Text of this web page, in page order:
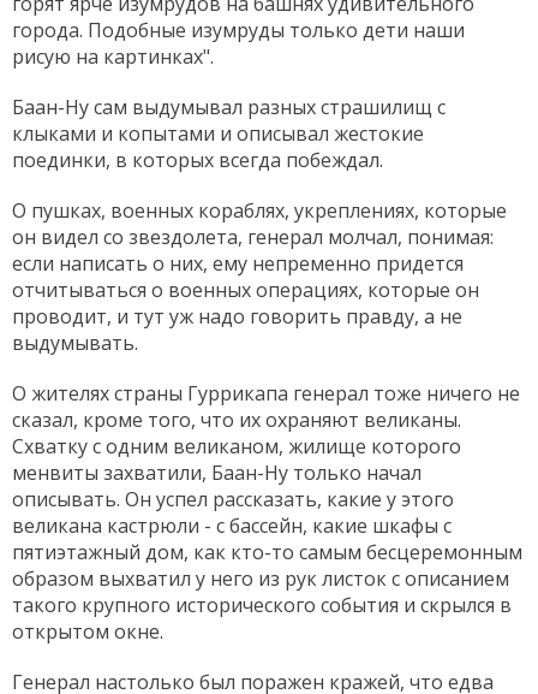
города. Подобные изумруды только дети наши
рисую на картинках".
Баан-Ну сам выдумывал разных страшилищ с
клыками и копытами и описывал жестокие
поединки, в которых всегда побеждал.
О пушках, военных кораблях, укреплениях, которые
он видел со звездолета, генерал молчал, понимая:
если написать о них, ему непременно придется
отчитываться о военных операциях, которые он
проводит, и тут уж надо говорить правду, а не
выдумывать.
О жителях страны Гуррикапа генерал тоже ничего не
сказал, кроме того, что их охраняют великаны.
Схватку с одним великаном, жилище которого
менвиты захватили, Баан-Ну только начал
описывать. Он успел рассказать, какие у этого
великана кастрюли - с бассейн, какие шкафы с
пятиэтажный дом, как кто-то самым бесцеремонным
образом выхватил у него из рук листок с описанием
такого крупного исторического события и скрылся в
открытом окне.
Генерал настолько был поражен кражей, что едва